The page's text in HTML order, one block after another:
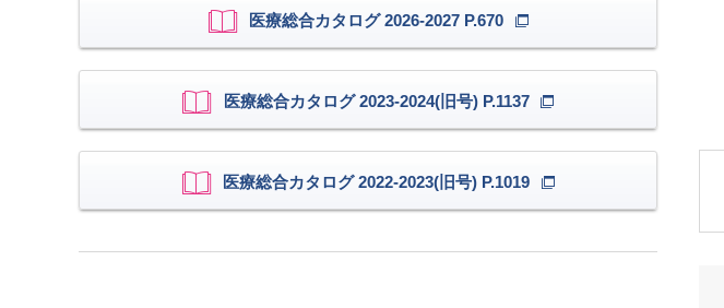
医療総合カタログ 2026-2027 P.670
医療総合カタログ 2023-2024(旧号) P.1137
医療総合カタログ 2022-2023(旧号) P.1019